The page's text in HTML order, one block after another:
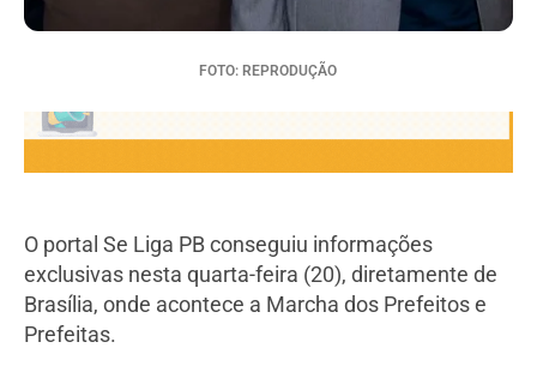
FOTO: REPRODUÇÃO
O portal Se Liga PB conseguiu informações
exclusivas nesta quarta-feira (20), diretamente de
Brasília, onde acontece a Marcha dos Prefeitos e
Prefeitas.